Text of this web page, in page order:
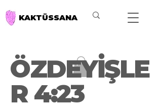
KAKTÜSSANA
ÖZDEYİŞLE
R 4:23